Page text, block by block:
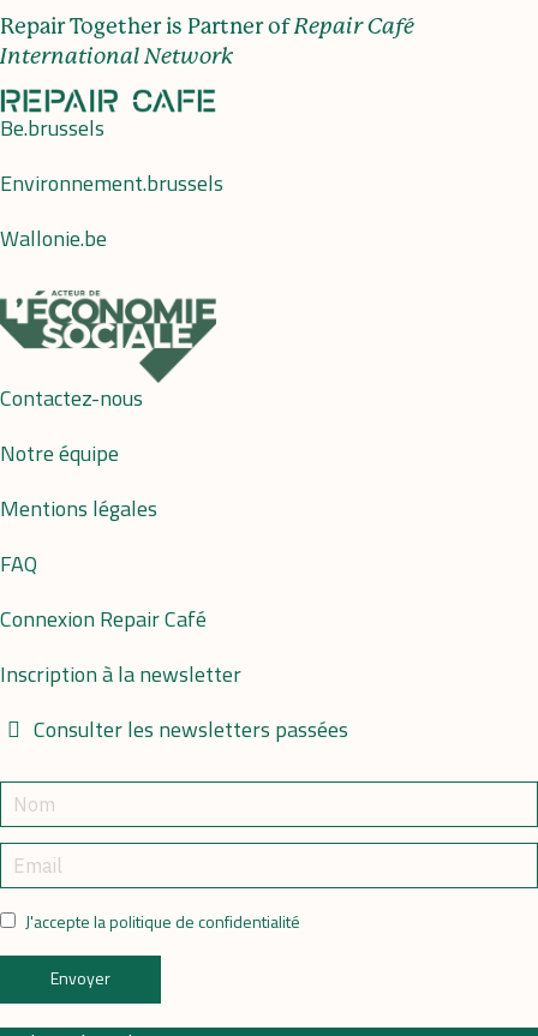
Repair Together is Partner ofRepair Café
International Network
Be.brussels
Environnement.brussels
Wallonie.be
Contactez-nous
Notre équipe
Mentions légales
FAQ
Connexion Repair Café
Inscription à la newsletter
Consulter les newsletters passées
J'accepte la politique de confidentialité
Envoyer